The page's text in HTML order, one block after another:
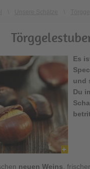
Es
und
Du
neuen Weins ,